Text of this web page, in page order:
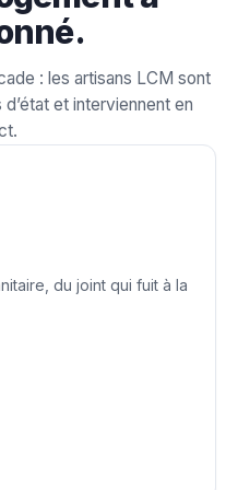
: les artisans LCM sont
et interviennent en
du joint qui fuit à la